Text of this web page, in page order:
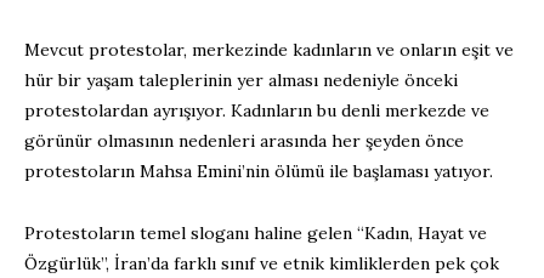
Mevcut protestolar, merkezinde kadınların ve onların eşit ve
hür bir yaşam taleplerinin yer alması nedeniyle önceki
protestolardan ayrışıyor. Kadınların bu denli merkezde ve
görünür olmasının nedenleri arasında her şeyden önce
protestoların Mahsa Emini’nin ölümü ile başlaması yatıyor.
Protestoların temel sloganı haline gelen “Kadın, Hayat ve
Özgürlük”, İran’da farklı sınıf ve etnik kimliklerden pek çok